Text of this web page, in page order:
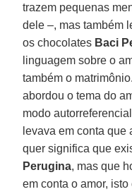
trazem pequenas
dele –, mas também
os chocolates Baci
linguagem sobre o
também o
abordou o tema do
modo
levava em conta
quer significa que
Perugina, mas que
em conta o amor,